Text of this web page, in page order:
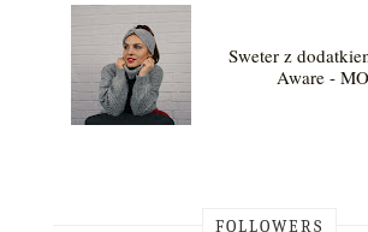
Sweter z
Aware -
FOLLOWERS